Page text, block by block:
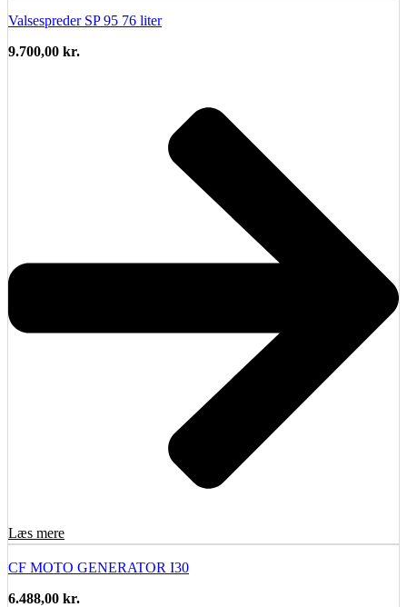
Valsespreder SP 95 76 liter
9.700,00 kr.
Læs mere
CF MOTO GENERATOR I30
6.488,00 kr.